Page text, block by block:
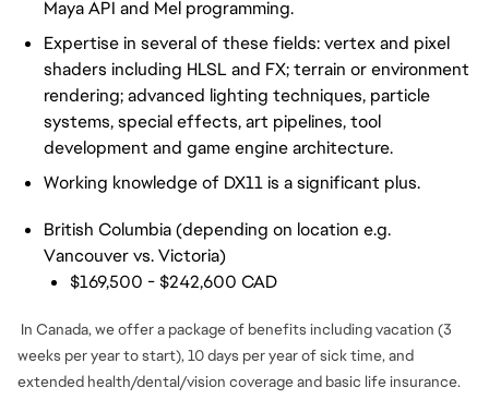
Maya API and Mel programming.
Expertise in several of these fields: vertex and pixel
shaders including HLSL and FX; terrain or environment
rendering; advanced lighting techniques, particle
systems, special effects, art pipelines, tool
development and game engine architecture.
Working knowledge of DX11 is a significant plus.
British Columbia (depending on location e.g.
Vancouver vs. Victoria)
$169,500 - $242,600 CAD
In Canada, we offer a package of benefits including vacation (3
weeks per year to start), 10 days per year of sick time, and
extended health/dental/vision coverage and basic life insurance.